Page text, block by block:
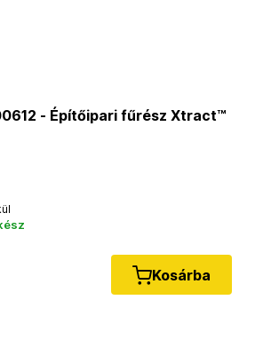
- Építőipari fűrész Xtract™
Kosárba